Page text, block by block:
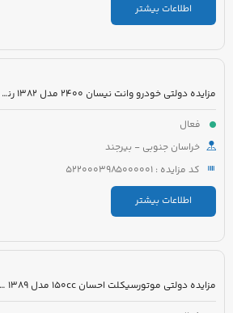
اطلاعات بیشتر
مزایده دولتی خودرو وانت نیسان 2400 مدل 1382 رنگ آبی
فعال
خراسان جنوبی - بیرجند
کد مزایده : 5220003985000001
اطلاعات بیشتر
مزایده دولتی موتورسیکلت احسان 150cc مدل 1389 رنگ مشکی